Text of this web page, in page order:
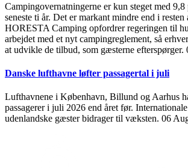
Campingovernatningerne er kun steget med 9,8
seneste ti år. Det er markant mindre end i
HORESTA Camping opfordrer regeringen til
arbejdet med et nyt campingreglement, så
at udvikle de tilbud, som gæsterne efterspørger.
Danske lufthavne løfter passagertal i juli
Lufthavnene i København, Billund og Aarhus
passagerer i juli 2026 end året før.
udenlandske gæster bidrager til væksten. 06